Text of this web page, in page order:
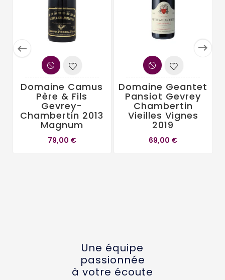
 
Domaine Camus
Père & Fils
Gevrey-
Chambertin 2013
Magnum
79,00 €
Domaine Geantet
Pansiot Gevrey
Chambertin
Vieilles Vignes
2019
69,00 €
Une équipe
passionnée
à votre écoute